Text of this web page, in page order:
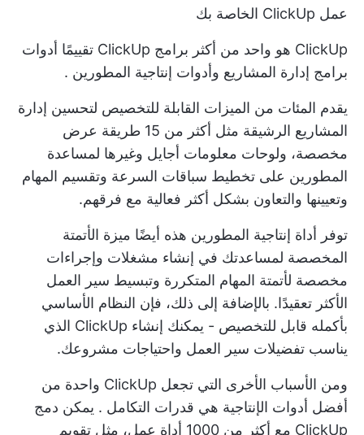
عمل ClickUp الخاصة بك
ClickUp هو واحد من أكثر برامج ClickUp تقييمًا
أدوات
برامج إدارة المشاريع وأدوات إنتاجية المطورين .
يقدم المئات من الميزات القابلة للتخصيص لتحسين إدارة
المشاريع الرشيقة
مثل أكثر من 15 طريقة عرض
مخصصة، ولوحات معلومات أجايل وغيرها لمساعدة
المطورين على تخطيط سباقات السرعة وتقسيم المهام
وتعيينها والتعاون بشكل أكثر فعالية مع فرقهم.
توفر أداة إنتاجية المطورين هذه أيضًا ميزة الأتمتة
المخصصة لمساعدتك في إنشاء مشغلات وإجراءات
مخصصة لأتمتة المهام المتكررة وتبسيط سير العمل
الأكثر تعقيدًا. بالإضافة إلى ذلك، فإن النظام الأساسي
بأكمله قابل للتخصيص - يمكنك إنشاء ClickUp الذي
يناسب تفضيلات سير العمل واحتياجات مشروعك.
ومن الأسباب الأخرى التي تجعل ClickUp واحدة من
أفضل أدوات الإنتاجية هي قدرات التكامل . يمكن دمج
ClickUp مع أكثر من 1000 أداة عمل، مثل تقويم